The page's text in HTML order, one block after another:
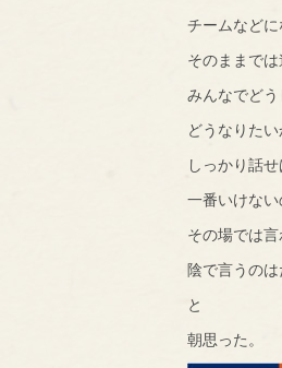
チームなどに
そのままで
みんなでどう
どうなりた
しっかり話
一番いけない
その場では
陰で言うのは
と
朝思った。